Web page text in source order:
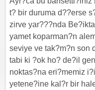
t? bir duruma d??erse
zirve yar???nda
yamet koparman?n
seviye ve tak?m?n son
tabi ki ?ok ho? de?il
noktas?na eri?memiz
yetene?ine kal?r bir